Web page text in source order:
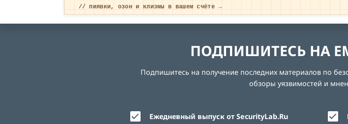
// пиявки, озон и клизмы в вашем счёте →
ПОДПИШИТЕСЬ НА
Подпишитесь на получение последних материалов по
обзоры уязвимостей и
Ежедневный выпуск от SecurityLab.Ru